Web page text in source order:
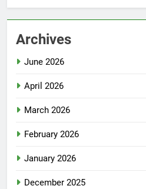
Archives
June 2026
April 2026
March 2026
February 2026
January 2026
December 2025